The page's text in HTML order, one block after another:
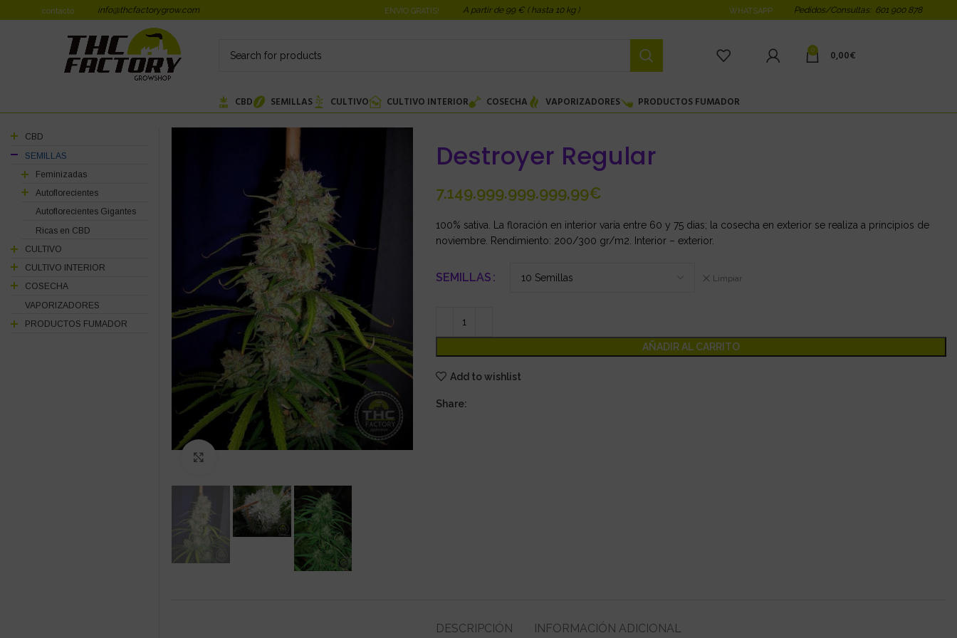
contacto info@thcfactorygrow.com ENVIO GRATIS! A partir de 99 € ( hasta 10 kg ) WHATSAPP Pedidos/Consultas: 601 900 878
0 0,00€
CBD SEMILLAS CULTIVO CULTIVO INTERIOR COSECHA VAPORIZADORES PRODUCTOS FUMADOR
Destroyer Regular
€
100% sativa. La floración en interior varía entre 60 y 75 dias; la cosecha en exterior se realiza a principios de
noviembre. Rendimiento: 200/300 gr/m2. Interior – exterior.
SEMILLAS Limpiar
AÑADIR AL CARRITO
Add to wishlist
Share:
DESCRIPCIÓN INFORMACIÓN ADICIONAL
CBD
SEMILLAS
Feminizadas
Autoflorecientes
Autoflorecientes Gigantes
Ricas en CBD
CULTIVO
CULTIVO INTERIOR
COSECHA
VAPORIZADORES
PRODUCTOS FUMADOR